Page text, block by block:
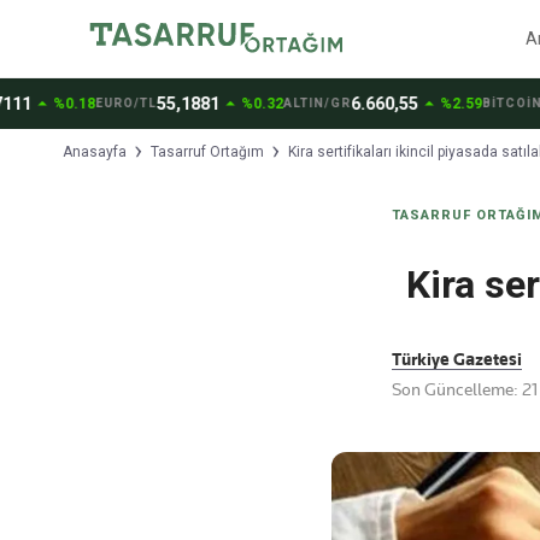
EURO/TL55,1881arrow_drop_up%0.32ALTIN/GR6.660,55arrow_drop_up%2.59BİTCOİN
Anasayfa Tasarruf Ortağım Kira sertifikaları ikincil piyasada
TASARRUF
Kira
Türkiye Gazetesi
Son Güncelleme: